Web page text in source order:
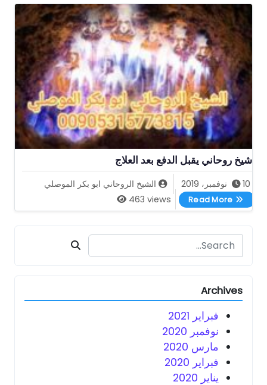
شيخ روحاني يقبل الدفع بعد العلاج
10 نوفمبر، 2019
الشيخ الروحاني ابو بكر الموصلي
463 views
Read More
شيخ روحاني يقبل الدفع بعد العلاج
Search for:
Archives
فبراير 2021
نوفمبر 2020
مارس 2020
فبراير 2020
يناير 2020